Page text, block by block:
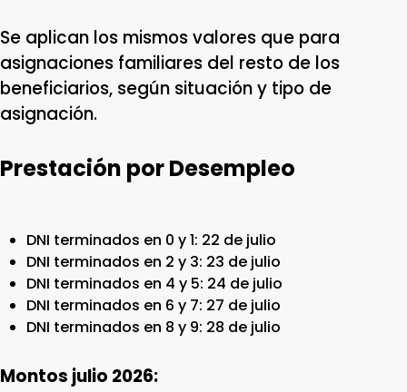
Se aplican los mismos valores que para
asignaciones familiares del resto de los
beneficiarios, según situación y tipo de
asignación.
Prestación por Desempleo
DNI terminados en 0 y 1: 22 de julio
DNI terminados en 2 y 3: 23 de julio
DNI terminados en 4 y 5: 24 de julio
DNI terminados en 6 y 7: 27 de julio
DNI terminados en 8 y 9: 28 de julio
Montos julio 2026: